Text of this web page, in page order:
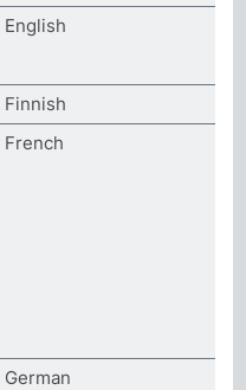
English
Finnish
French
German